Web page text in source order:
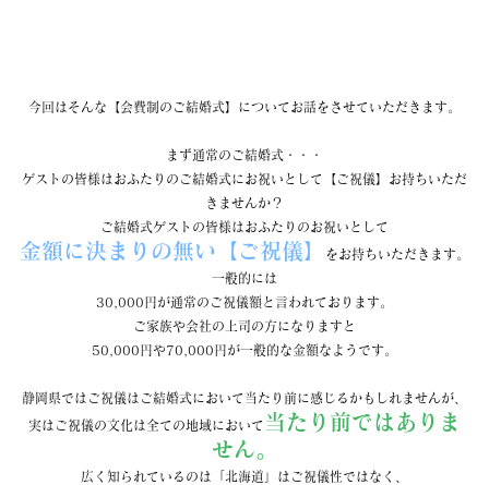
今回はそんな【会費制のご結婚式】についてお話をさせていただきます。
まず通常のご結婚式・・・
ゲストの皆様はおふたりのご結婚式にお祝いとして【ご祝儀】お持ちいただ
きませんか？
ご結婚式ゲストの皆様はおふたりのお祝いとして
金額に決まりの無い【ご祝儀】
をお持ちいただきます。
一般的には
30,000円が通常のご祝儀額と言われております。
ご家族や会社の上司の方になりますと
50,000円や70,000円が一般的な金額なようです。
静岡県ではご祝儀はご結婚式において当たり前に感じるかもしれませんが、
実はご祝儀の文化は全ての地域において 当たり前ではありま
せん。
広く知られているのは「北海道」はご祝儀性ではなく、